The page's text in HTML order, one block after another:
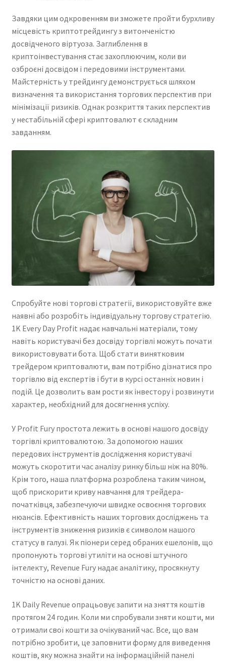
Завдяки цим одкровенням ви зможете пройти бурхливу
місцевість криптотрейдингу з витонченістю
досвідченого віртуоза. Заглиблення в
криптоінвестування стає захоплюючим, коли ви
озброєні досвідом і передовими інструментами.
Майстерність у трейдингу демонструється шляхом
визначення та використання торгових перспектив при
мінімізації ризиків. Однак розкриття таких перспектив
у нестабільній сфері криптовалют є складним
завданням.
Спробуйте нові торгові стратегії, використовуйте вже
наявні або розробіть індивідуальну торгову стратегію.
1K Every Day Profit надає навчальні матеріали, тому
навіть користувачі без досвіду торгівлі можуть почати
використовувати бота. Щоб стати винятковим
трейдером криптовалюти, вам потрібно дізнатися про
торгівлю від експертів і бути в курсі останніх новин і
подій. Це дозволить вам рости як інвестору і розвинути
характер, необхідний для досягнення успіху.
У Profit Fury простота лежить в основі нашого досвіду
торгівлі криптовалютою. За допомогою наших
передових інструментів дослідження користувачі
можуть скоротити час аналізу ринку більш ніж на 80%.
Крім того, наша платформа розроблена таким чином,
щоб прискорити криву навчання для трейдера-
початківця, забезпечуючи швидке освоєння торгових
нюансів. Ефективність наших торгових досліджень та
інструментів зниження ризиків є символом нашого
статусу в галузі. Як піонери серед обраних ешелонів, що
пропонують торгові утиліти на основі штучного
інтелекту, Revenue Fury надає аналітику, просякнуту
точністю на основі даних.
1K Daily Revenue опрацьовує запити на зняття коштів
протягом 24 годин. Коли ми спробували зняти кошти, ми
отримали свої кошти за очікуваний час. Все, що вам
потрібно зробити, це заповнити форму для виведення
коштів, яку можна знайти на інформаційній панелі